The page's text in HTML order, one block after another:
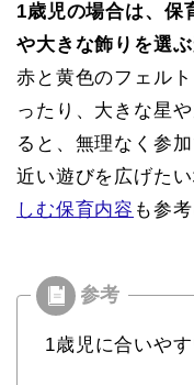
1歳児の場合は、保
や大きな飾りを選
赤と黄色のフェル
ったり、大きな星
ると、無理なく参
近い遊びを広げたい
しむ保育内容 も参
1歳児に合いや